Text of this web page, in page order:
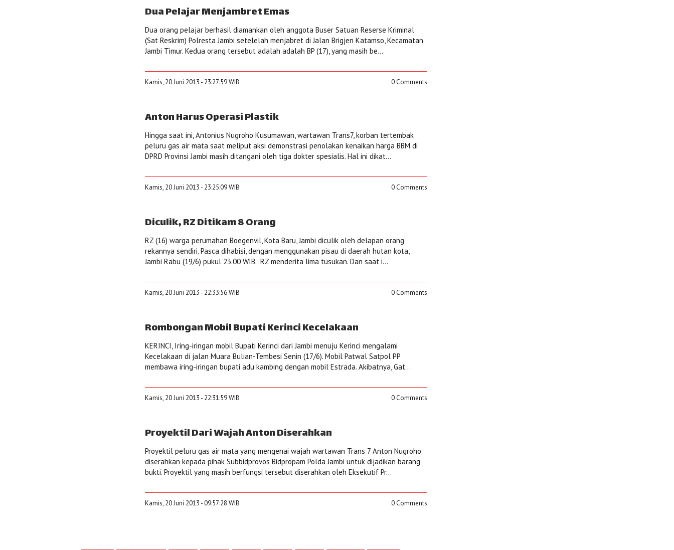
Dua Pelajar Menjambret Emas
Dua orang pelajar berhasil diamankan oleh anggota Buser Satuan Reserse Kriminal
(Sat Reskrim) Polresta Jambi setelelah menjabret di Jalan Brigjen Katamso, Kecamatan
Jambi Timur. Kedua orang tersebut adalah adalah BP (17), yang masih be...
Kamis, 20 Juni 2013 - 23:27:59 WIB 0 Comments
Anton Harus Operasi Plastik
Hingga saat ini, Antonius Nugroho Kusumawan, wartawan Trans7, korban tertembak
peluru gas air mata saat meliput aksi demonstrasi penolakan kenaikan harga BBM di
DPRD Provinsi Jambi masih ditangani oleh tiga dokter spesialis. Hal ini dikat...
Kamis, 20 Juni 2013 - 23:25:09 WIB 0 Comments
Diculik, RZ Ditikam 8 Orang
RZ (16) warga perumahan Boegenvil, Kota Baru, Jambi diculik oleh delapan orang
rekannya sendiri. Pasca dihabisi, dengan menggunakan pisau di daerah hutan kota,
Jambi Rabu (19/6) pukul 23.00 WIB. RZ menderita lima tusukan. Dan saat i...
Kamis, 20 Juni 2013 - 22:33:56 WIB 0 Comments
Rombongan Mobil Bupati Kerinci Kecelakaan
KERINCI, Iring-iringan mobil Bupati Kerinci dari Jambi menuju Kerinci mengalami
Kecelakaan di jalan Muara Bulian-Tembesi Senin (17/6). Mobil Patwal Satpol PP
membawa iring-iringan bupati adu kambing dengan mobil Estrada. Akibatnya, Gat...
Kamis, 20 Juni 2013 - 22:31:59 WIB 0 Comments
Proyektil Dari Wajah Anton Diserahkan
Proyektil peluru gas air mata yang mengenai wajah wartawan Trans 7 Anton Nugroho
diserahkan kepada pihak Subbidprovos Bidpropam Polda Jambi untuk dijadikan barang
bukti. Proyektil yang masih berfungsi tersebut diserahkan oleh Eksekutif Pr...
Kamis, 20 Juni 2013 - 09:57:28 WIB 0 Comments